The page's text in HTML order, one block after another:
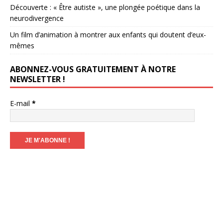
Découverte : « Être autiste », une plongée poétique dans la
neurodivergence
Un film d’animation à montrer aux enfants qui doutent d’eux-
mêmes
ABONNEZ-VOUS GRATUITEMENT À NOTRE
NEWSLETTER !
E-mail *